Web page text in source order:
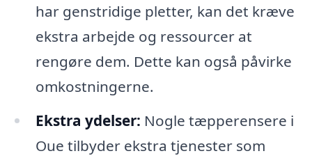
har genstridige pletter, kan det kræve
ekstra arbejde og ressourcer at
rengøre dem. Dette kan også påvirke
omkostningerne.
Ekstra ydelser: Nogle tæpperensere i
Oue tilbyder ekstra tjenester som